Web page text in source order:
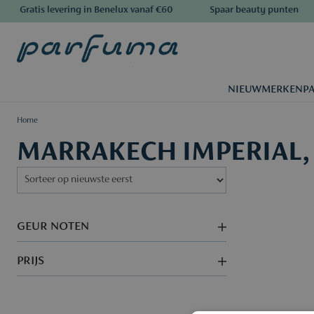
Gratis levering in Benelux vanaf €60 Spaar beauty punten
NIEUWMERKEN
Home
MARRAKECH
GEUR NOTEN
PRIJS